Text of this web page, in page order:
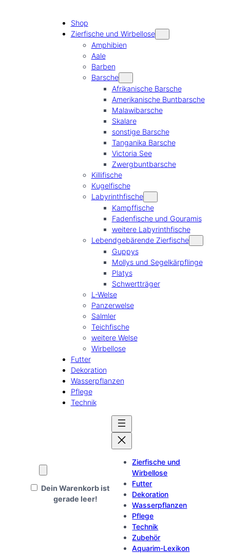
Shop
Zierfische und Wirbellose
Amphibien
Aale
Barben
Barsche
Afrikanische Barsche
Amerikanische Buntbarsche
Malawibarsche
Skalare
sonstige Barsche
Tanganika Barsche
Victoria See
Zwergbuntbarsche
Killifische
Kugelfische
Labyrinthfische
Kampffische
Fadenfische und Gouramis
weitere Labyrinthfische
Lebendgebärende Zierfische
Guppys
Mollys und Segelkärpflinge
Platys
Schwertträger
L-Welse
Panzerwelse
Salmler
Teichfische
weitere Welse
Wirbellose
Futter
Dekoration
Wasserpflanzen
Pflege
Technik
Dein Warenkorb ist
gerade leer!
Zierfische und
Wirbellose
Futter
Dekoration
Wasserpflanzen
Pflege
Technik
Zubehör
Aquarim-Lexikon